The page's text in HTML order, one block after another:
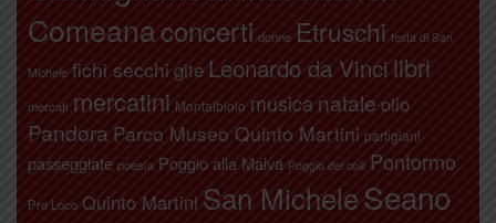
Comeanaconcerti donne Etruschi festa di San
Michele fichi secchi gite Leonardo da Vinci libri
mercati mercatini Montalbiolo musica natale olio
Pandora Parco Museo Quinto Martini partigiani
passeggiate poesia Poggio alla Malva Poggio dei colli Pontormo
Pro Loco Quinto Martini San MicheleSeano